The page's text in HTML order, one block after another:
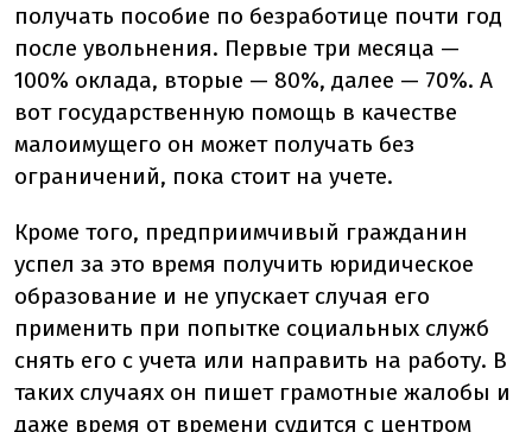
получать пособие по безработице почти год
после увольнения. Первые три месяца —
100% оклада, вторые — 80%, далее — 70%. А
вот государственную помощь в качестве
малоимущего он может получать без
ограничений, пока стоит на учете.
Кроме того, предприимчивый гражданин
успел за это время получить юридическое
образование и не упускает случая его
применить при попытке социальных служб
снять его с учета или направить на работу. В
таких случаях он пишет грамотные жалобы и
даже время от времени судится с центром